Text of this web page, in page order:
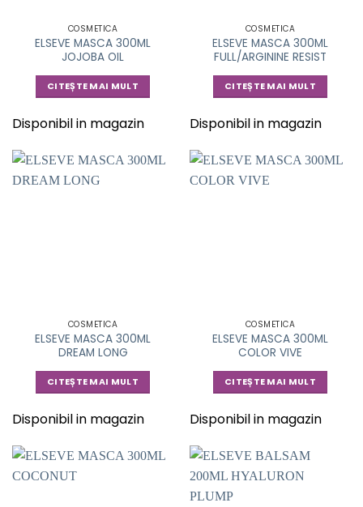
COSMETICA
ELSEVE MASCA 300ML
JOJOBA OIL
CITEȘTE MAI MULT
Disponibil in magazin
COSMETICA
ELSEVE MASCA 300ML
FULL/ARGININE RESIST
CITEȘTE MAI MULT
Disponibil in magazin
COSMETICA
ELSEVE MASCA 300ML
DREAM LONG
CITEȘTE MAI MULT
Disponibil in magazin
COSMETICA
ELSEVE MASCA 300ML
COLOR VIVE
CITEȘTE MAI MULT
Disponibil in magazin